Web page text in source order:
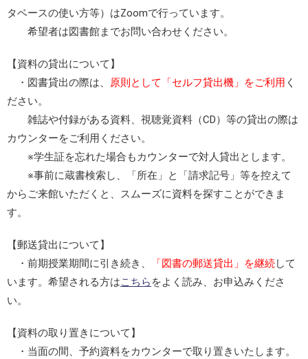
タベースの使い方等）はZoomで行っています。
希望者は図書館までお問い合わせください。
【資料の貸出について】
・図書貸出の際は、 原則として「セルフ貸出機」をご利用 く
ださい。
雑誌や付録がある資料、視聴覚資料（CD）等の貸出の際は
カウンターをご利用ください。
※学生証を忘れた場合もカウンターで対人貸出とします。
※事前に蔵書検索し、「所在」と「請求記号」等を控えて
からご来館いただくと、スムーズに資料を探すことができま
す。
【郵送貸出について】
・前期授業期間に引き続き、
「図書の郵送貸出」を継続して
います。希望される方はこちら をよく読み、お申込みくださ
い。
【資料の取り置きについて】
・当面の間、予約資料をカウンターで取り置きいたします。